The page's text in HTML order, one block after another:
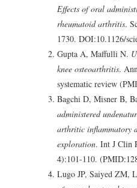
Effects of oral
rheumatoid arthritis.
1730. DOI:10.1126/
Gupta A, Maffulli N.
knee osteoarthritis.
systematic review
Bagchi D, Misner B,
administered
arthritic inflammatory
exploration. Int J Clin
4):101-110.
Lugo JP, Saiyed ZM,